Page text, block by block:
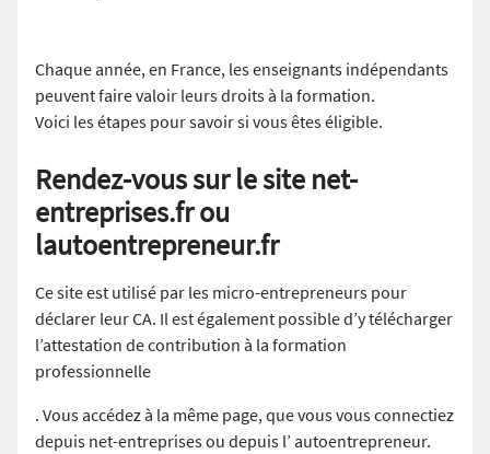
Chaque année, en France, les enseignants indépendants
peuvent faire valoir leurs droits à la formation.
Voici les étapes pour savoir si vous êtes éligible.
Rendez-vous sur le site net-
entreprises.fr ou
lautoentrepreneur.fr
Ce site est utilisé par les micro-entrepreneurs pour
déclarer leur CA. Il est également possible d’y télécharger
l’attestation de contribution à la formation
professionnelle
. Vous accédez à la même page, que vous vous connectiez
depuis net-entreprises ou depuis l’ autoentrepreneur.